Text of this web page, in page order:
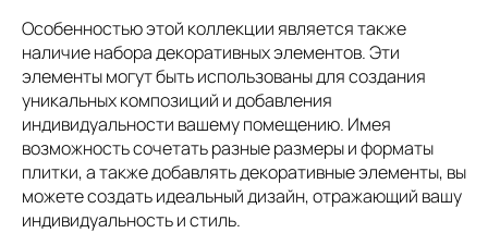
Особенностью этой коллекции является также
наличие набора декоративных элементов. Эти
элементы могут быть использованы для создания
уникальных композиций и добавления
индивидуальности вашему помещению. Имея
возможность сочетать разные размеры и форматы
плитки, а также добавлять декоративные элементы, вы
можете создать идеальный дизайн, отражающий вашу
индивидуальность и стиль.